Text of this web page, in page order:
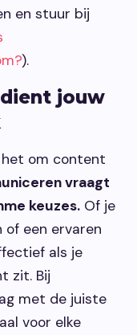
en stuur bij
).
jouw
om content
vraagt
keuzes. Of je
een ervaren
als je
zit. Bij
met de juiste
voor elke